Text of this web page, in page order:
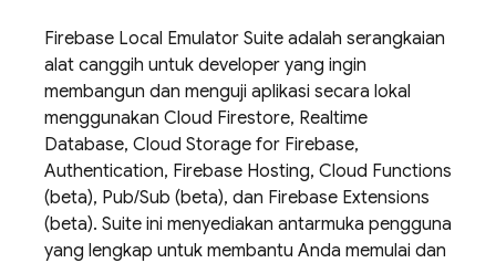
Firebase Local Emulator Suite adalah serangkaian
alat canggih untuk developer yang ingin
membangun dan menguji aplikasi secara lokal
menggunakan Cloud Firestore, Realtime
Database, Cloud Storage for Firebase,
Authentication, Firebase Hosting, Cloud Functions
(beta), Pub/Sub (beta), dan Firebase Extensions
(beta). Suite ini menyediakan antarmuka pengguna
yang lengkap untuk membantu Anda memulai dan